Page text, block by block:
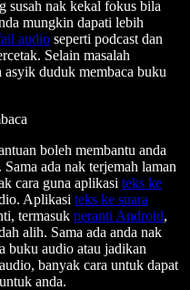
susah nak kekal fokus bila
mungkin dapati lebih
audio seperti podcast dan
Selain masalah
duduk membaca buku
boleh membantu anda
ada nak terjemah laman
cara guna aplikasi teks ke
Aplikasi teks ke suara
termasuk peranti Android,
alih. Sama ada anda nak
buku audio atau jadikan
banyak cara untuk dapat
anda.